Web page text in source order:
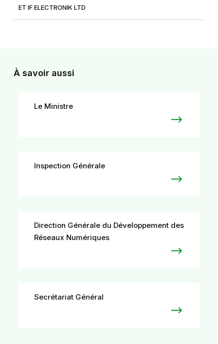
ET IF ELECTRONIK LTD
À savoir aussi
Le Ministre
Inspection Générale
Direction Générale du Développement des
Réseaux Numériques
Secrétariat Général